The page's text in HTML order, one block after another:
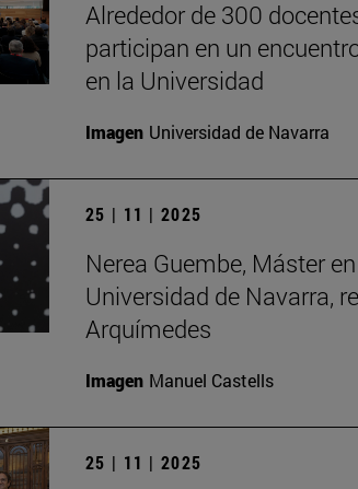
Alrededor de 300
participan en un
en la Universidad
Imagen Universidad de Navarra
25 | 11 | 2025
Nerea Guembe, Máster
Universidad de Navarra,
Arquímedes
Imagen Manuel Castells
25 | 11 | 2025